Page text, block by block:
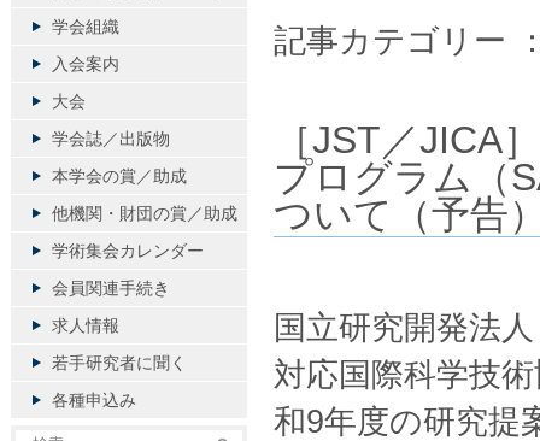
記事カテゴリー
［JST／JICA
プログラム（
ついて（予告
国立研究開発法
対応国際科学技
和9年度の研究提
学会組織
入会案内
大会
学会誌／出版物
本学会の賞／助成
他機関・財団の賞／助成
学術集会カレンダー
会員関連手続き
求人情報
若手研究者に聞く
各種申込み